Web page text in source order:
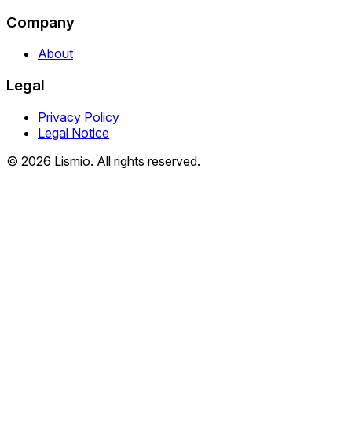
Company
About
Legal
Privacy Policy
Legal Notice
© 2026 Lismio. All rights reserved.